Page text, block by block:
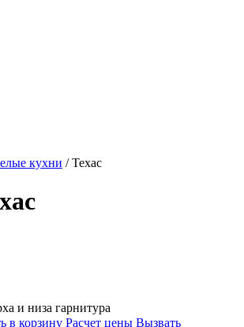
кухни / Техас
и низа гарнитура
в корзину Расчет цены Вызвать